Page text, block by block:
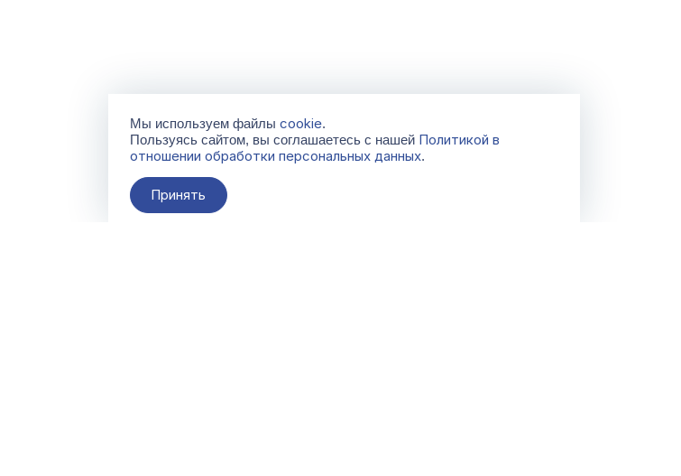
Мы используем файлы cookie.
Пользуясь сайтом, вы соглашаетесь с нашей Политикой в
отношении обработки персональных данных.
Принять